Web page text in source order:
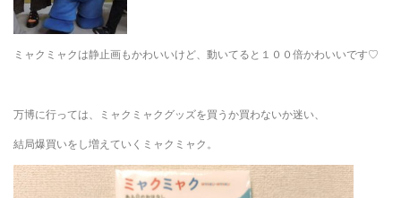
ミャクミャクは静止画もかわいいけど、動いてると１００倍かわいいです♡
万博に行っては、ミャクミャクグッズを買うか買わないか迷い、
結局爆買いをし増えていくミャクミャク。